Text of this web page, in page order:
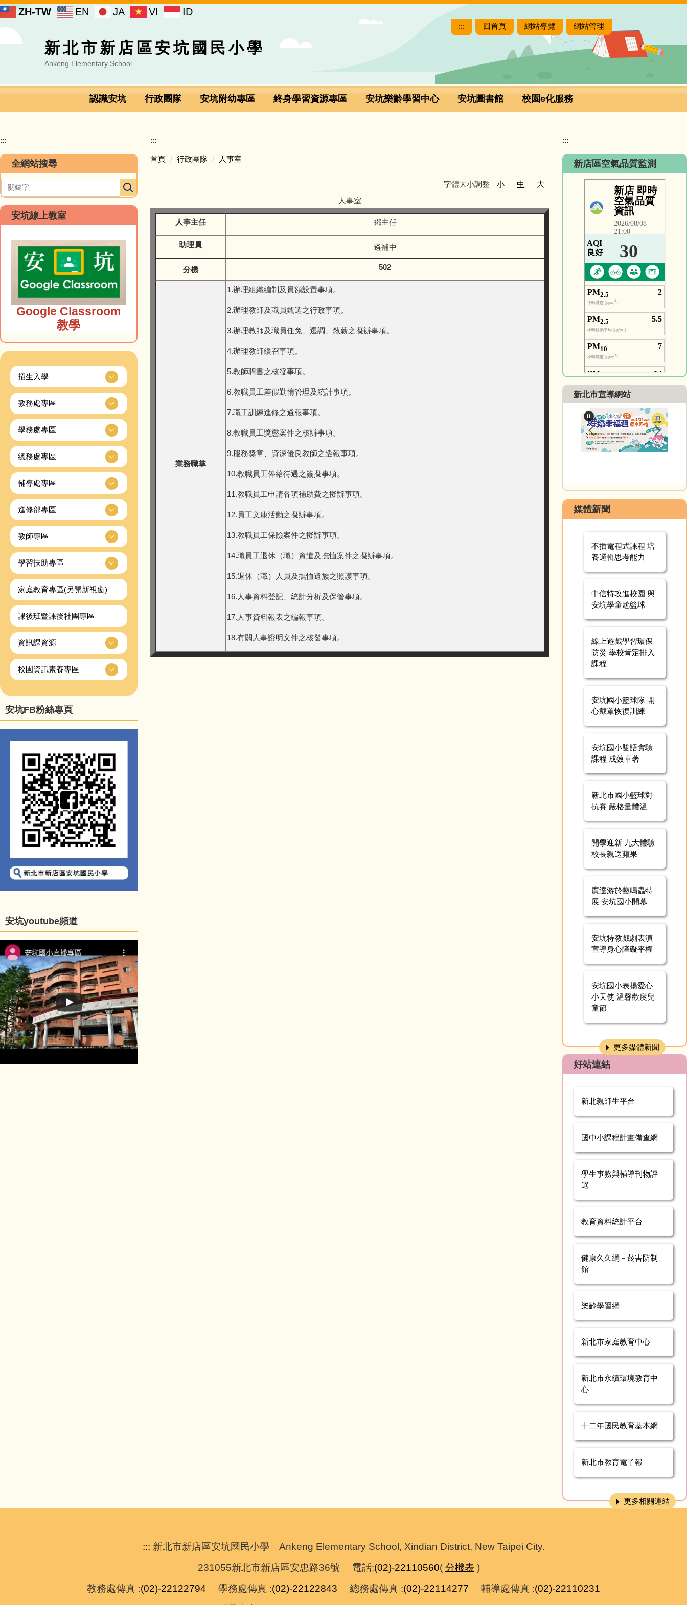
跳
到
主
ZH-TW EN JA VI ID
新北市新店區安坑國民小學
Ankeng Elementary School
::: 回首頁 網站導覽 網站管理
認識安坑 行政團隊 安坑附幼專區 終身學習資源專區 安坑樂齡學習中心 安坑圖書館 校園e化服務
:::
全網站搜尋
安坑線上教室
Google Classroom
教學
招生入學
教務處專區
學務處專區
總務處專區
輔導處專區
進修部專區
教師專區
學習扶助專區
家庭教育專區(另開新視窗)
課後班暨課後社團專區
資訊課資源
校園資訊素養專區
安坑FB粉絲專頁
安坑youtube頻道
:::
首頁 行政團隊 人事室
字體大小調整 小 中
大
人事室
人事主任 鄧主任
助理員 遴補中
分機 502
業務職掌
1.辦理組織編制及員額設置事項。
2.辦理教師及職員甄選之行政事項。
3.辦理教師及職員任免、遷調、敘薪之擬辦事項。
4.辦理教師緩召事項。
5.教師聘書之核發事項。
6.教職員工差假勤惰管理及統計事項。
7.職工訓練進修之遴報事項。
8.教職員工獎懲案件之核辦事項。
9.服務獎章、資深優良教師之遴報事項。
10.教職員工俸給待遇之簽擬事項。
11.教職員工申請各項補助費之擬辦事項。
12.員工文康活動之擬辦事項。
13.教職員工保險案件之擬辦事項。
14.職員工退休（職）資遣及撫恤案件之擬辦事項。
15.退休（職）人員及撫恤遺族之照護事項。
16.人事資料登記、統計分析及保管事項。
17.人事資料報表之編報事項。
18.有關人事證明文件之核發事項。
:::
新店區空氣品質監測
新北市宣導網站
媒體新聞
不插電程式課程 培
養邏輯思考能力
中信特攻進校園 與
安坑學童尬籃球
線上遊戲學習環保
防災 學校肯定排入
課程
安坑國小籃球隊 開
心戴罩恢復訓練
安坑國小雙語實驗
課程 成效卓著
新北市國小籃球對
抗賽 嚴格量體溫
開學迎新 九大體驗
校長親送蘋果
廣達游於藝鳴蟲特
展 安坑國小開幕
安坑特教戲劇表演
宣導身心障礙平權
安坑國小表揚愛心
小天使 溫馨歡度兒
童節
更多媒體新聞
好站連結
新北親師生平台
國中小課程計畫備查網
學生事務與輔導刊物評
選
教育資料統計平台
健康久久網－菸害防制
館
樂齡學習網
新北市家庭教育中心
新北市永續環境教育中
心
十二年國民教育基本網
新北市教育電子報
更多相關連結
::: 新北市新店區安坑國民小學 Ankeng Elementary School, Xindian District, New Taipei City.
231055新北市新店區安忠路36號 電話:(02)-22110560( 分機表 )
教務處傳真 :(02)-22122794 學務處傳真 :(02)-22122843 總務處傳真 :(02)-22114277 輔導處傳真 :(02)-22110231